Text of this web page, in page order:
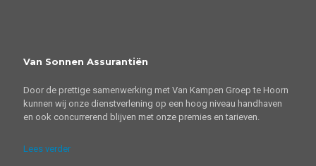
Van Sonnen Assurantiën
Door de prettige samenwerking met Van Kampen Groep te Hoorn
kunnen wij onze dienstverlening op een hoog niveau handhaven
en ook concurrerend blijven met onze premies en tarieven.
Lees verder